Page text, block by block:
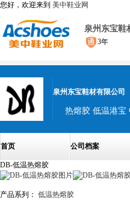
您好，欢迎来到 美中鞋业网
泉州东宝鞋
3年
泉州东宝鞋材有限公司
热熔胶 低温港宝
首页 公司档案
DB-低温热熔胶
产品系列： 低温热熔胶